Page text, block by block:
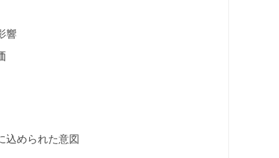
響
込められた意図